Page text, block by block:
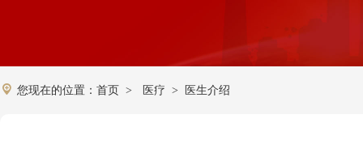
您现在的位置： 首页 > 医疗 > 医生介绍